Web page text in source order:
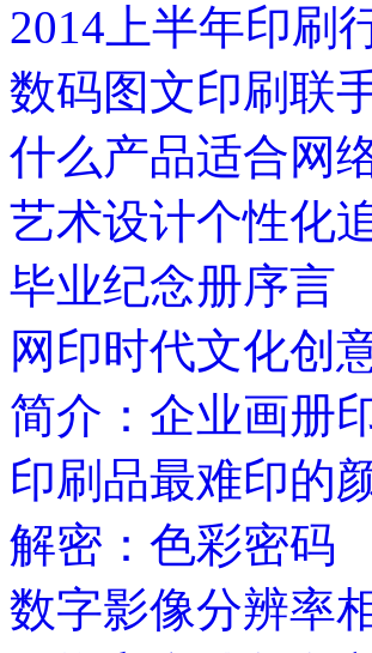
2014上半年印刷
数码图文印刷联
什么产品适合网
艺术设计个性化
毕业纪念册序言
网印时代文化创
简介：企业画册
印刷品最难印的
解密：色彩密码
数字影像分辨率